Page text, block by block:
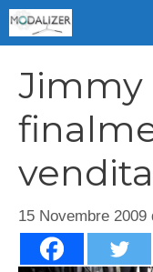
Vai
al
Jimmy
vendita
15 Novembre 2009